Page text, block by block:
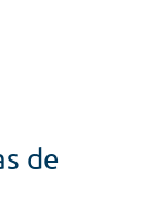
de